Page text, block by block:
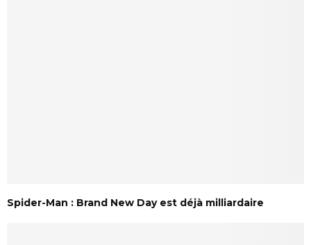
Spider-Man : Brand New Day est déjà milliardaire